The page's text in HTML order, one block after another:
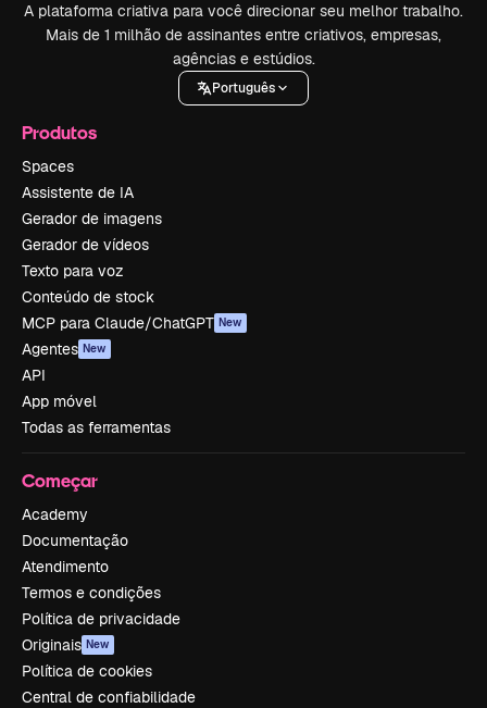
A plataforma criativa para você direcionar seu melhor trabalho.
Mais de 1 milhão de assinantes entre criativos, empresas,
agências e estúdios.
Português
Produtos
Spaces
Assistente de IA
Gerador de imagens
Gerador de vídeos
Texto para voz
Conteúdo de stock
MCP para Claude/ChatGPT New
Agentes New
API
App móvel
Todas as ferramentas
Começar
Academy
Documentação
Atendimento
Termos e condições
Política de privacidade
Originais New
Política de cookies
Central de confiabilidade